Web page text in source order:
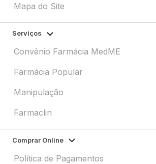
Mapa do Site
Serviços
Convênio Farmácia MedME
Farmácia Popular
Manipulação
Farmaclin
Comprar Online
Política de Pagamentos